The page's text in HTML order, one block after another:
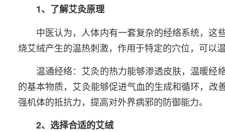
1、了解艾灸原理
中医认为，人体内有一套复杂的经络系统，这
烧艾绒产生的温热刺激，作用于特定的穴位，可以
温通经络：艾灸的热力能够渗透皮肤，温暖经
的基本物质，艾灸能够促进气血的生成和循环，
强机体的抵抗力，提高对外界病邪的防御能力。
2、选择合适的艾绒